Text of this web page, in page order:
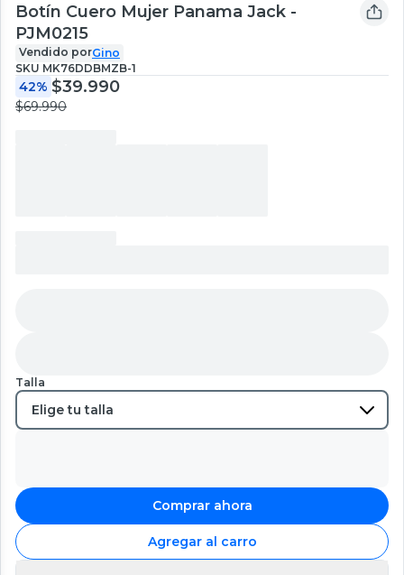
Botín Cuero Mujer Panama Jack -
PJM0215
Vendido porGino
SKU MK76DDBMZB-1
42% $39.990
$69.990
Talla
Comprar ahora
Agregar al carro